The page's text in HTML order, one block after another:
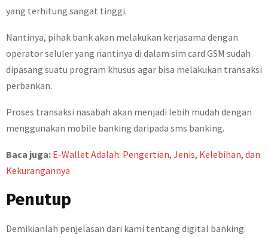
yang terhitung sangat tinggi.
Nantinya, pihak bank akan melakukan kerjasama dengan
operator seluler yang nantinya di dalam sim card GSM sudah
dipasang suatu program khusus agar bisa melakukan transaksi
perbankan.
Proses transaksi nasabah akan menjadi lebih mudah dengan
menggunakan mobile banking daripada sms banking.
Baca juga: E-Wallet Adalah: Pengertian, Jenis, Kelebihan, dan
Kekurangannya
Penutup
Demikianlah penjelasan dari kami tentang digital banking.